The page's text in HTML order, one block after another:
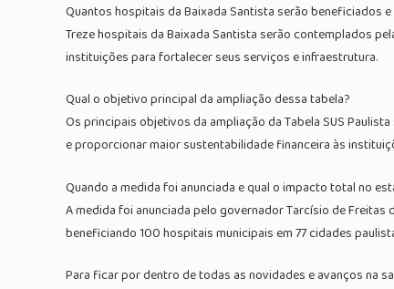
Quantos hospitais da Baixada Santista serão beneficiados
Treze hospitais da Baixada Santista serão contemplados
instituições para fortalecer seus serviços e infraestrutura.
Qual o objetivo principal da ampliação dessa tabela?
Os principais objetivos da ampliação da Tabela SUS
e proporcionar maior sustentabilidade financeira às
Quando a medida foi anunciada e qual o impacto total no
A medida foi anunciada pelo governador Tarcísio de Freitas
beneficiando 100 hospitais municipais em 77 cidades
Para ficar por dentro de todas as novidades e avanços na